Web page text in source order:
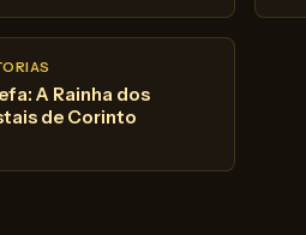
A Rainha dos
de Corinto